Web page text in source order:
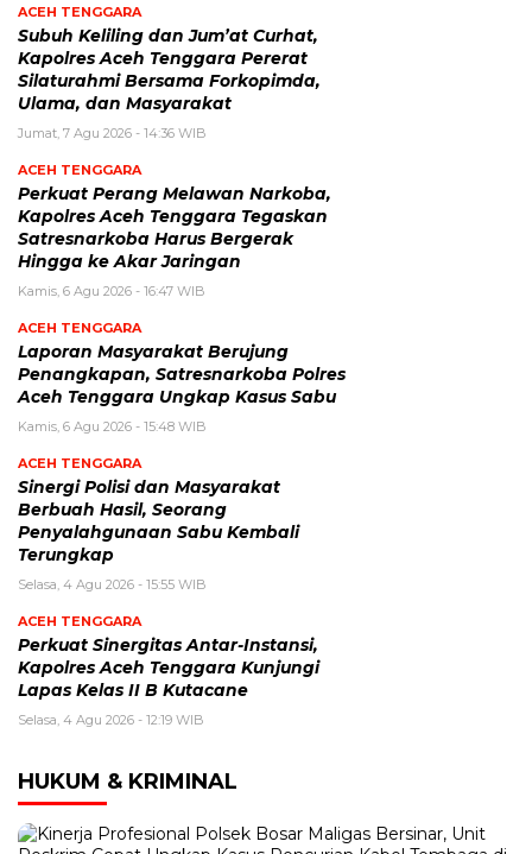
ACEH TENGGARA
Subuh Keliling dan Jum’at Curhat,
Kapolres Aceh Tenggara Pererat
Silaturahmi Bersama Forkopimda,
Ulama, dan Masyarakat
Jumat, 7 Agu 2026 - 14:36 WIB
ACEH TENGGARA
Perkuat Perang Melawan Narkoba,
Kapolres Aceh Tenggara Tegaskan
Satresnarkoba Harus Bergerak
Hingga ke Akar Jaringan
Kamis, 6 Agu 2026 - 16:47 WIB
ACEH TENGGARA
Laporan Masyarakat Berujung
Penangkapan, Satresnarkoba Polres
Aceh Tenggara Ungkap Kasus Sabu
Kamis, 6 Agu 2026 - 15:48 WIB
ACEH TENGGARA
Sinergi Polisi dan Masyarakat
Berbuah Hasil, Seorang
Penyalahgunaan Sabu Kembali
Terungkap
Selasa, 4 Agu 2026 - 15:55 WIB
ACEH TENGGARA
Perkuat Sinergitas Antar-Instansi,
Kapolres Aceh Tenggara Kunjungi
Lapas Kelas II B Kutacane
Selasa, 4 Agu 2026 - 12:19 WIB
HUKUM & KRIMINAL